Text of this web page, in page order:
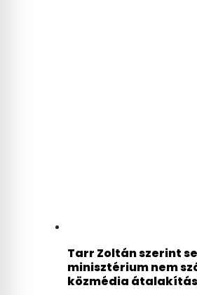
Tarr Zoltán szerint
minisztérium nem
közmédia